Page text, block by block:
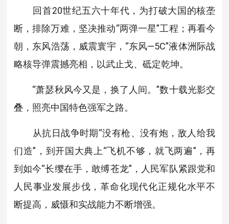
回首20世纪五六十年代，为打破大国的核垄
断，排除万难，坚决推动“两弹一星”工程；再看今
朝，东风浩荡，威震寰宇，“东风—5C”液体洲际战
略核导弹震撼亮相，以武止戈、砥定乾坤。
“萧瑟秋风今又是，换了人间。”数十载光影交
叠，照亮中国特色强军之路。
从抗日战争时期“没有枪、没有炮，敌人给我
们造”，到开国大典上“飞机不够，就飞两遍”，再
到如今“长缨在手，敢缚苍龙”，人民军队紧跟党和
人民事业发展步伐，革命化现代化正规化水平不
断提高，威慑和实战能力不断增强。